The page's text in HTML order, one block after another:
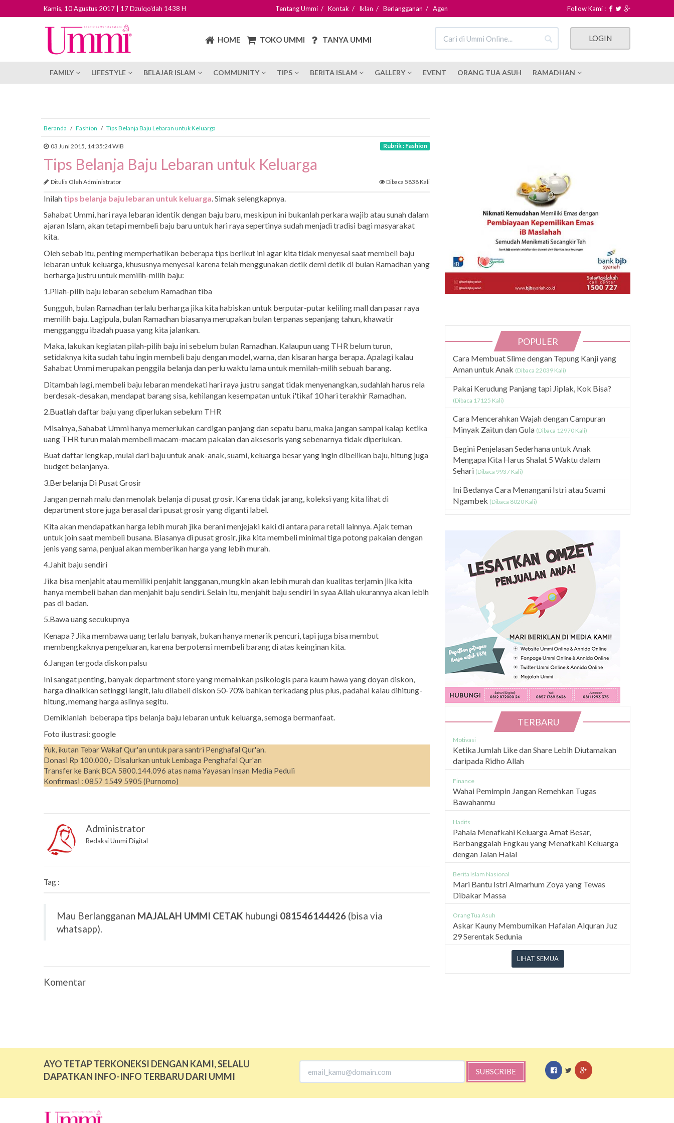
Kamis, 10 Agustus 2017 | 17 Dzulqo'dah 1438 H Tentang Ummi/ Kontak / Iklan / Berlangganan / Agen Follow Kami :
HOME TOKO UMMI TANYA UMMI LOGIN
FAMILY LIFESTYLE BELAJAR ISLAM COMMUNITY TIPS BERITA ISLAM GALLERY EVENT ORANG TUA ASUH RAMADHAN
Beranda / Fashion / Tips Belanja Baju Lebaran untuk Keluarga
03 Juni 2015, 14:35:24 WIB Rubrik : Fashion
Tips Belanja Baju Lebaran untuk Keluarga
Ditulis Oleh Administrator Dibaca 5838 Kali
Inilah tips belanja baju lebaran untuk keluarga . Simak selengkapnya.
Sahabat Ummi, hari raya lebaran identik dengan baju baru, meskipun ini bukanlah perkara wajib atau sunah dalam
ajaran Islam, akan tetapi membeli baju baru untuk hari raya sepertinya sudah menjadi tradisi bagi masyarakat
kita.
Oleh sebab itu, penting memperhatikan beberapa tips berikut ini agar kita tidak menyesal saat membeli baju
lebaran untuk keluarga, khususnya menyesal karena telah menggunakan detik demi detik di bulan Ramadhan yang
berharga justru untuk memilih-milih baju:
1.Pilah-pilih baju lebaran sebelum Ramadhan tiba
Sungguh, bulan Ramadhan terlalu berharga jika kita habiskan untuk berputar-putar keliling mall dan pasar raya
memilih baju. Lagipula, bulan Ramadhan biasanya merupakan bulan terpanas sepanjang tahun, khawatir
mengganggu ibadah puasa yang kita jalankan.
Maka, lakukan kegiatan pilah-pilih baju ini sebelum bulan Ramadhan. Kalaupun uang THR belum turun,
setidaknya kita sudah tahu ingin membeli baju dengan model, warna, dan kisaran harga berapa. Apalagi kalau
Sahabat Ummi merupakan penggila belanja dan perlu waktu lama untuk memilah-milih sebuah barang.
Ditambah lagi, membeli baju lebaran mendekati hari raya justru sangat tidak menyenangkan, sudahlah harus rela
berdesak-desakan, mendapat barang sisa, kehilangan kesempatan untuk i'tikaf 10 hari terakhir Ramadhan.
2.Buatlah daftar baju yang diperlukan sebelum THR
Misalnya, Sahabat Ummi hanya memerlukan cardigan panjang dan sepatu baru, maka jangan sampai kalap ketika
uang THR turun malah membeli macam-macam pakaian dan aksesoris yang sebenarnya tidak diperlukan.
Buat daftar lengkap, mulai dari baju untuk anak-anak, suami, keluarga besar yang ingin dibelikan baju, hitung juga
budget belanjanya.
3.Berbelanja Di Pusat Grosir
Jangan pernah malu dan menolak belanja di pusat grosir. Karena tidak jarang, koleksi yang kita lihat di
department store juga berasal dari pusat grosir yang diganti label.
Kita akan mendapatkan harga lebih murah jika berani menjejaki kaki di antara para retail lainnya. Ajak teman
untuk join saat membeli busana. Biasanya di pusat grosir, jika kita membeli minimal tiga potong pakaian dengan
jenis yang sama, penjual akan memberikan harga yang lebih murah.
4.Jahit baju sendiri
Jika bisa menjahit atau memiliki penjahit langganan, mungkin akan lebih murah dan kualitas terjamin jika kita
hanya membeli bahan dan menjahit baju sendiri. Selain itu, menjahit baju sendiri in syaa Allah ukurannya akan lebih
pas di badan.
5.Bawa uang secukupnya
Kenapa ? Jika membawa uang terlalu banyak, bukan hanya menarik pencuri, tapi juga bisa membut
membengkaknya pengeluaran, karena berpotensi membeli barang di atas keinginan kita.
6.Jangan tergoda diskon palsu
Ini sangat penting, banyak department store yang memainkan psikologis para kaum hawa yang doyan diskon,
harga dinaikkan setinggi langit, lalu dilabeli diskon 50-70% bahkan terkadang plus plus, padahal kalau dihitung-
hitung, memang harga aslinya segitu.
Demikianlah beberapa tips belanja baju lebaran untuk keluarga, semoga bermanfaat.
Foto ilustrasi: google
Yuk, ikutan Tebar Wakaf Qur'an untuk para santri Penghafal Qur'an.
Donasi Rp 100.000,- Disalurkan untuk Lembaga Penghafal Qur'an
Transfer ke Bank BCA 5800.144.096 atas nama Yayasan Insan Media Peduli
Konfirmasi : 0857 1549 5905 (Purnomo)
Administrator
Redaksi Ummi Digital
Tag :
Mau Berlangganan MAJALAH UMMI CETAK hubungi 081546144426 (bisa via
whatsapp).
Komentar
POPULER
Cara Membuat Slime dengan Tepung Kanji yang
Aman untuk Anak (Dibaca 22039 Kali)
Pakai Kerudung Panjang tapi Jiplak, Kok Bisa?
(Dibaca 17125 Kali)
Cara Mencerahkan Wajah dengan Campuran
Minyak Zaitun dan Gula (Dibaca 12970 Kali)
Begini Penjelasan Sederhana untuk Anak
Mengapa Kita Harus Shalat 5 Waktu dalam
Sehari (Dibaca 9937 Kali)
Ini Bedanya Cara Menangani Istri atau Suami
Ngambek (Dibaca 8020 Kali)
TERBARU
Motivasi
Ketika Jumlah Like dan Share Lebih Diutamakan
daripada Ridho Allah
Finance
Wahai Pemimpin Jangan Remehkan Tugas
Bawahanmu
Hadits
Pahala Menafkahi Keluarga Amat Besar,
Berbanggalah Engkau yang Menafkahi Keluarga
dengan Jalan Halal
Berita Islam Nasional
Mari Bantu Istri Almarhum Zoya yang Tewas
Dibakar Massa
Orang Tua Asuh
Askar Kauny Membumikan Hafalan Alquran Juz
29 Serentak Sedunia
LIHAT SEMUA
AYO TETAP TERKONEKSI DENGAN KAMI, SELALU
DAPATKAN INFO-INFO TERBARU DARI UMMI
SUBSCRIBE